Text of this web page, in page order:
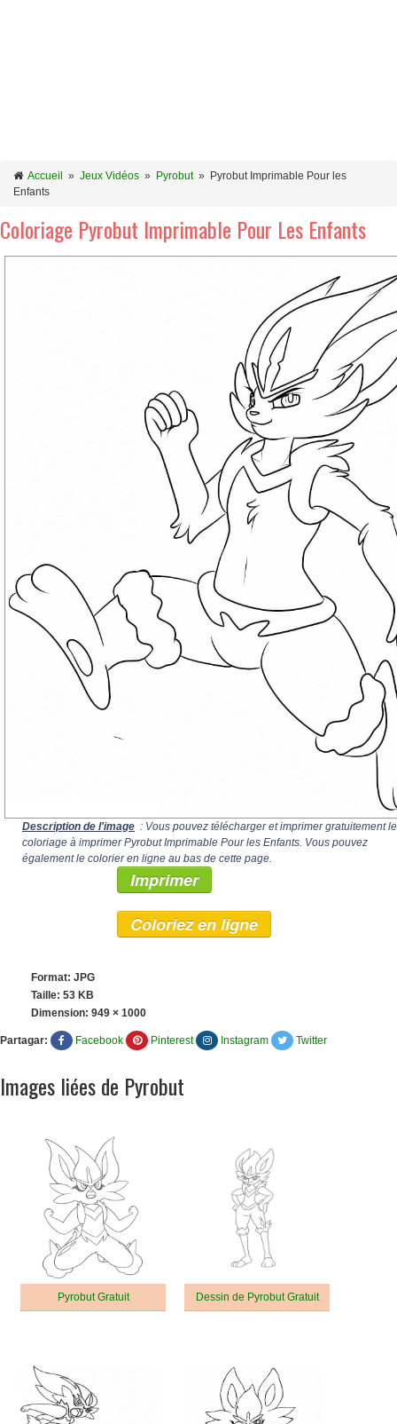
Accueil » Jeux Vidéos » Pyrobut»
Pyrobut Imprimable Pour les
Enfants
Coloriage Pyrobut Imprimable Pour Les Enfants
Description de l'image : Vous pouvez télécharger et imprimer gratuitement le
coloriage à imprimer Pyrobut Imprimable Pour les Enfants. Vous pouvez
également le colorier en ligne au bas de cette page.
Imprimer
Coloriez en ligne
Format: JPG
Taille: 53 KB
Dimension: 949 × 1000
Partagar: Facebook Pinterest Instagram Twitter
Images liées de Pyrobut
Pyrobut Gratuit Dessin de Pyrobut Gratuit